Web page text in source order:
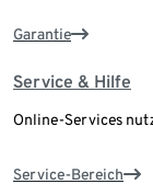
Garantie
Service & Hilfe
Online-Services
Service-Bereich